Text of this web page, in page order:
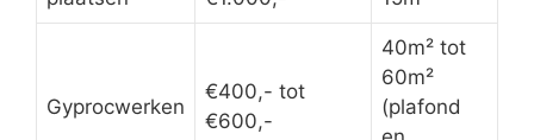
Gyprocwerken
€400,- tot
€600,-
40m² tot
60m²
(plafond